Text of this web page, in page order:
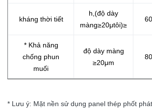
kháng thời tiết
h, (độ dày
màng≥20μtôi)≥
* Khả năng
chống phun
muối
độ dày màng
≥20μm
* Lưu ý: Mặt nền sử dụng panel thép phốt